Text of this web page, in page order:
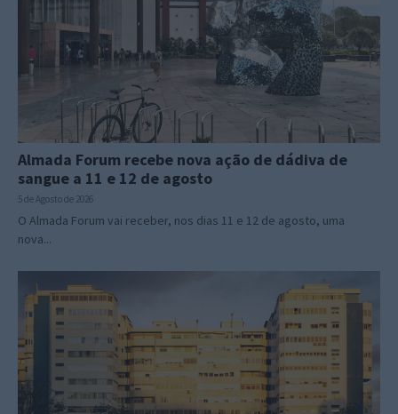
Almada Forum recebe nova ação de dádiva de
sangue a 11 e 12 de agosto
5 de Agosto de 2026
O Almada Forum vai receber, nos dias 11 e 12 de agosto, uma
nova...